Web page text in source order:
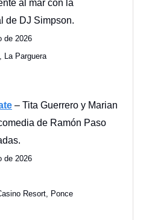
al mar con la
de DJ Simpson.
de 2026
La Parguera
– Tita Guerrero y Marian
de Ramón Paso
de 2026
Resort, Ponce